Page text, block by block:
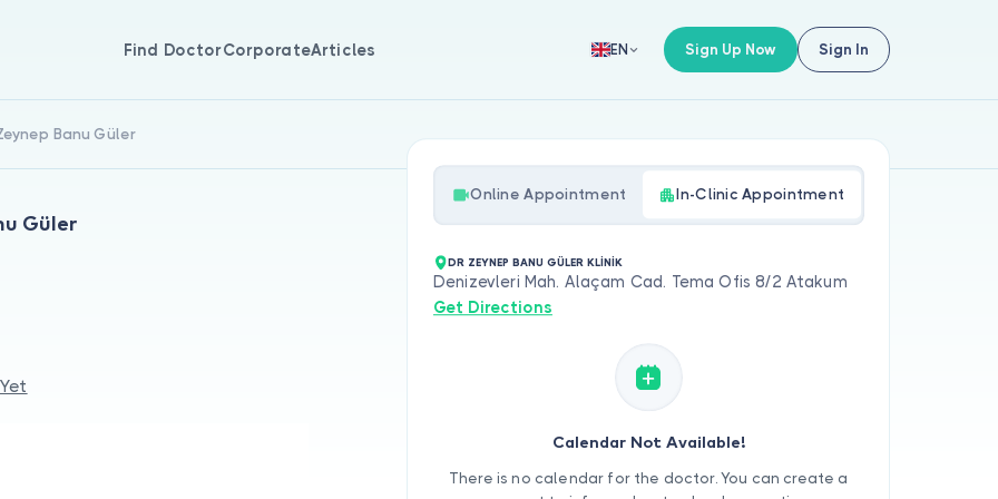
Find DoctorCorporateArticles EN Sign Up Now Sign In
Banu Güler
Güler
Online Appointment In-Clinic Appointment
DR ZEYNEP BANU GÜLER KLİNİK
Denizevleri Mah. Alaçam Cad. Tema Ofis 8/2 Atakum
Get Directions
Calendar Not Available!
There is no calendar for the doctor. You can create a